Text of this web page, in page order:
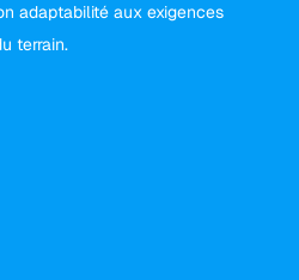
adaptabilité aux exigences
terrain.